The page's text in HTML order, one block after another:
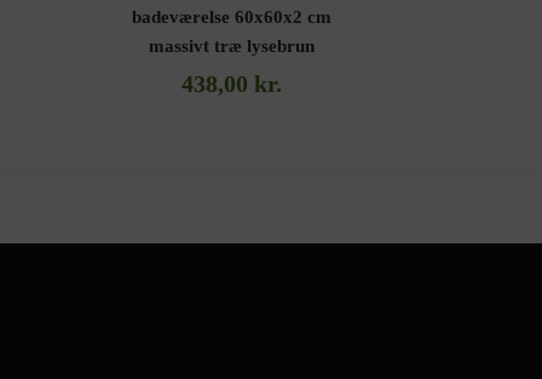
badeværelse 60x60x2 cm
massivt træ lysebrun
438,00 kr.